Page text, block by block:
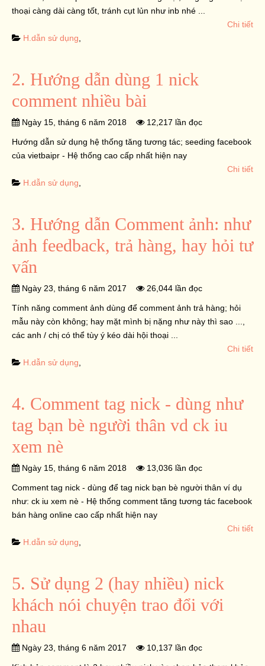
thoại càng dài càng tốt, tránh cụt lủn như inb nhé ...
Chi tiết
H.dẫn sử dụng,
2. Hướng dẫn dùng 1 nick
comment nhiều bài
Ngày 15, tháng 6 năm 2018 12,217 lần đọc
Hướng dẫn sử dụng hệ thống tăng tương tác; seeding facebook
của vietbaipr - Hệ thống cao cấp nhất hiện nay
Chi tiết
H.dẫn sử dụng,
3. Hướng dẫn Comment ảnh: như
ảnh feedback, trả hàng, hay hỏi tư
vấn
Ngày 23, tháng 6 năm 2017 26,044 lần đọc
Tính năng comment ảnh dùng để comment ảnh trả hàng; hỏi
mẫu này còn không; hay mặt mình bị nặng như này thì sao ...,
các anh / chị có thể tùy ý kéo dài hội thoại ...
Chi tiết
H.dẫn sử dụng,
4. Comment tag nick - dùng như
tag bạn bè người thân vd ck iu
xem nè
Ngày 15, tháng 6 năm 2018 13,036 lần đọc
Comment tag nick - dùng để tag nick bạn bè người thân ví dụ
như: ck iu xem nè - Hệ thống comment tăng tương tác facebook
bán hàng online cao cấp nhất hiện nay
Chi tiết
H.dẫn sử dụng,
5. Sử dụng 2 (hay nhiều) nick
khách nói chuyện trao đổi với
nhau
Ngày 23, tháng 6 năm 2017 10,137 lần đọc